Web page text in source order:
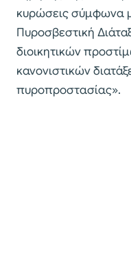
κυρώσεις σύμφωνα
Πυροσβεστική
διοικητικών
κανονιστικών
πυροπροστασίας».